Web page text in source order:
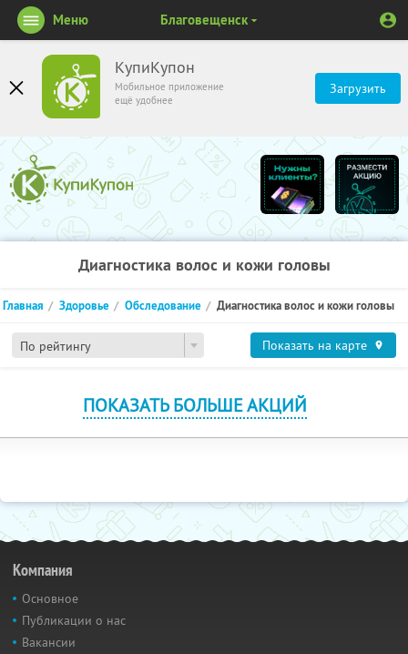
КупиКупон
Мобильное приложение
ещё удобнее
Загрузить
Меню Благовещенск
Диагностика волос и кожи головы
По рейтингу
Главная Здоровье Обследование Диагностика волос и кожи головы
Показать на карте
ПОКАЗАТЬ БОЛЬШЕ АКЦИЙ
Компания
Основное
Публикации о нас
Вакансии